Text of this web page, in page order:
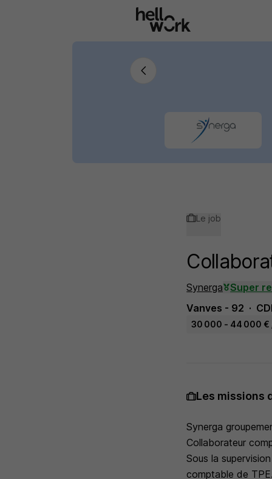
Le job
Synerga
Super
Vanves - 92
CDI
30 000 - 44 000 €
Les missions
Synerga
Collaborateur
Sous la
comptable de